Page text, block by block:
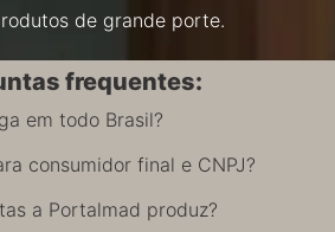
de grande porte.
frequentes:
em todo Brasil?
consumidor final e CNPJ?
a Portalmad produz?